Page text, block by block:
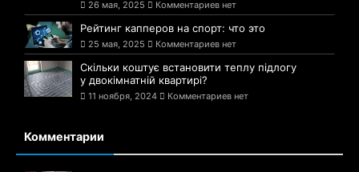
26 мая, 2025 Комментариев нет
Рейтинг капперов на спорт: что это
25 мая, 2025 Комментариев нет
Скільки коштує встановити теплу підлогу
у двокімнатній квартирі?
11 ноября, 2024 Комментариев нет
Комментарии